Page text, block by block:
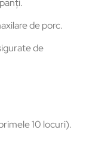
de porc.
de
10 locuri).